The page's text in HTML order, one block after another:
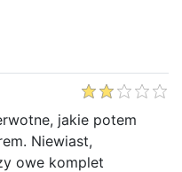
jakie potem
Niewiast,
owe komplet